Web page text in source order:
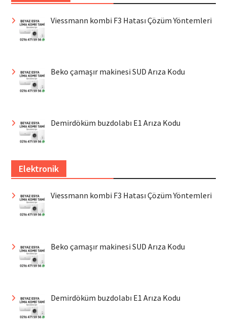
Viessmann kombi F3 Hatası Çözüm Yöntemleri
Beko çamaşır makinesi SUD Arıza Kodu
Demirdöküm buzdolabı E1 Arıza Kodu
Elektronik
Viessmann kombi F3 Hatası Çözüm Yöntemleri
Beko çamaşır makinesi SUD Arıza Kodu
Demirdöküm buzdolabı E1 Arıza Kodu